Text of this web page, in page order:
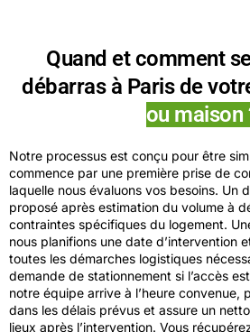
Quand et comment
débarras à Paris de
ou maison
Notre processus est conçu pour être
commence par une première prise de
laquelle nous évaluons vos besoins. Un
proposé après estimation du volume à
contraintes spécifiques du logement.
nous planifions une date d’intervention
toutes les démarches logistiques
demande de stationnement si l’accès
notre équipe arrive à l’heure convenue,
dans les délais prévus et assure un
lieux après l’intervention. Vous